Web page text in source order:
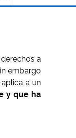
a
embargo
a un
y que ha